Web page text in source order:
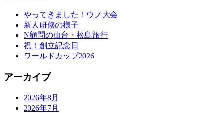
やってきました！ウノ大会
新人研修の様子
N顧問の仙台・松島旅行
祝！創立記念日
ワールドカップ2026
アーカイブ
2026年8月
2026年7月